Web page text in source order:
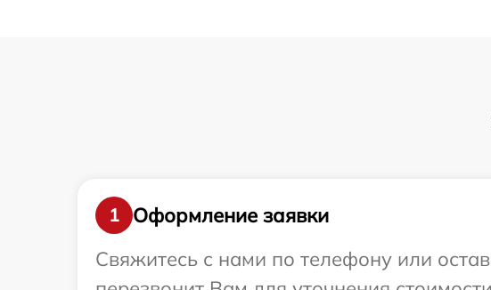
1
Оформление заявки
Свяжитесь с нами по телефону или